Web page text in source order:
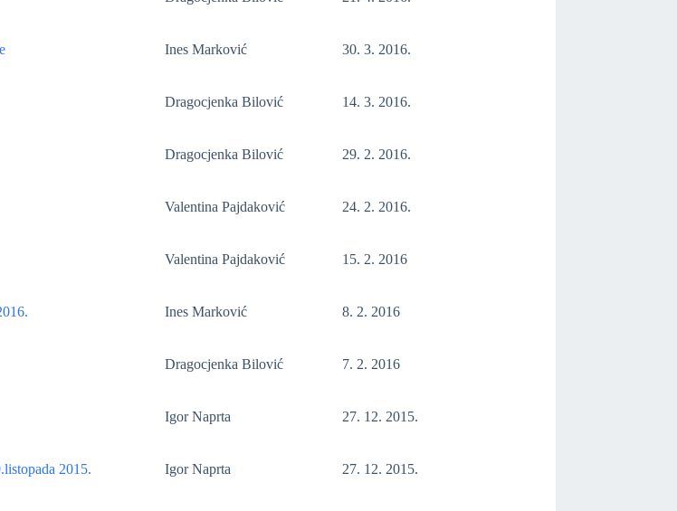
Ines Marković 30. 3. 2016.
Dragocjenka Bilović 14. 3. 2016.
Dragocjenka Bilović 29. 2. 2016.
Valentina Pajdaković 24. 2. 2016.
Valentina Pajdaković 15. 2. 2016
Ines Marković 8. 2. 2016
Dragocjenka Bilović 7. 2. 2016
Igor Naprta 27. 12. 2015.
2015. Igor Naprta 27. 12. 2015.